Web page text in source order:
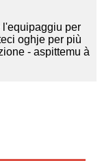
l'equipaggiu per
oghje per più
- aspittemu à